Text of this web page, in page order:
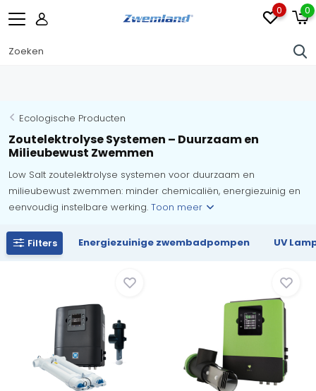
0 0
Ecologische Producten
Zoutelektrolyse Systemen – Duurzaam en
Milieubewust Zwemmen
Low Salt zoutelektrolyse systemen voor duurzaam en
milieubewust zwemmen: minder chemicaliën, energiezuinig en
eenvoudig instelbare werking. Toon meer
Filters Energiezuinige zwembadpompen UV